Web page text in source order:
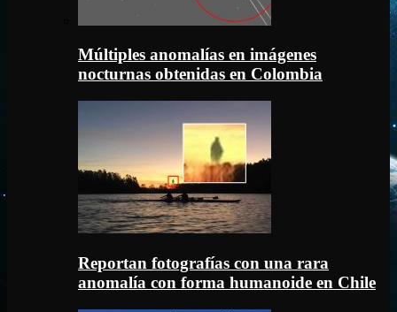
Múltiples anomalías en imágenes
nocturnas obtenidas en Colombia
Reportan fotografías con una rara
anomalía con forma humanoide en Chile